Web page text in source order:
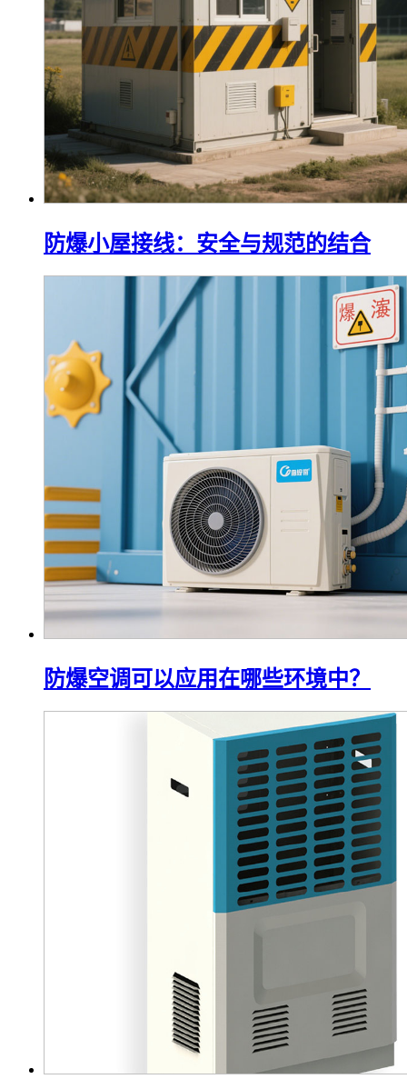
防爆小屋接线：安全与规范的结合
防爆空调可以应用在哪些环境中？